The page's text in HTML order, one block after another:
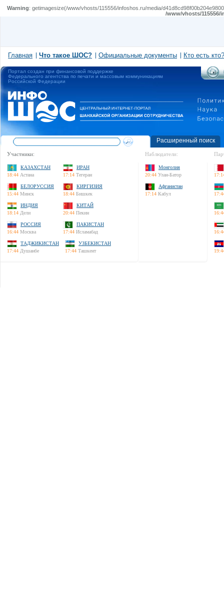
Warning: getimagesize(/www/vhosts/115556/infoshos.ru/media/
/www/vhosts/
Главная Что такое ШОС? Официальные документы Кто есть кто?
Портал создан при финансовой поддержке
Федерального агентства по печати и массовым коммуникациям
Российской Федерации
Расширенный поиск
Участники:
КАЗАХСТАН
18:44 Астана
ИРАН
17:14 Тегеран
БЕЛОРУССИЯ
15:44 Минск
КИРГИЗИЯ
18:44 Бишкек
ИНДИЯ
18:14 Дели
КИТАЙ
20:44 Пекин
РОССИЯ
16:44 Москва
ПАКИСТАН
17:44 Исламабад
ТАДЖИКИСТАН
17:44 Душанбе
УЗБЕКИСТАН
17:44 Ташкент
Наблюдатели:
Монголия
20:44 Улан-Батор
Афганистан
17:14 Кабул